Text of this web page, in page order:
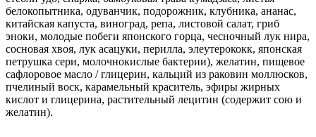
белокопытника, одуванчик, подорожник, клубника, ананас,
китайская капуста, виноград, репа, листовой салат, гриб
эноки, молодые побеги японского горца, чесночный лук нира,
сосновая хвоя, лук асацуки, перилла, элеутерококк, японская
петрушка сери, молочнокислые бактерии), желатин, пищевое
сафлоровое масло / глицерин, кальций из раковин моллюсков,
пчелиный воск, карамельный краситель, эфиры жирных
кислот и глицерина, растительный лецитин (содержит сою и
желатин).